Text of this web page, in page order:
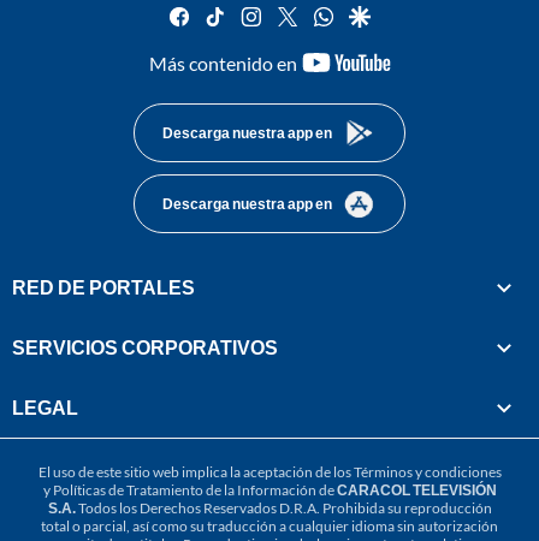
facebook
tiktok instagram
twitterwhatsapp
google
Más contenido en
youtube-
Descarga nuestra app en
Descarga nuestra app en
RED DE PORTALES
SERVICIOS CORPORATIVOS
LEGAL
El uso de este sitio web implica la aceptación de losTérminos y condiciones
y Políticas de Tratamiento de la Información deCARACOL TELEVISIÓN
S.A.Todos los Derechos Reservados D.R.A. Prohibida su reproducción
total o parcial, así como su traducción a cualquier idioma sin autorización